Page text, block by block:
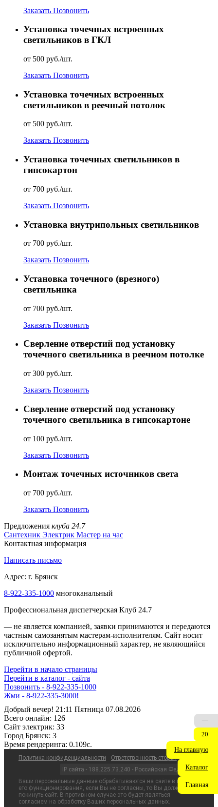
Заказать Позвонить
Установка точечных встроенных
светильников в ГКЛ
от 500 руб./шт.
Заказать Позвонить
Установка точечных встроенных
светильников в реечный потолок
от 500 руб./шт.
Заказать Позвонить
Установка точечных светильников в
гипсокартон
от 700 руб./шт.
Заказать Позвонить
Установка внутрипольных светильников
от 700 руб./шт.
Заказать Позвонить
Установка точечного (врезного)
светильника
от 700 руб./шт.
Заказать Позвонить
Сверление отверстий под установку
точечного светильника в реечном потолке
от 300 руб./шт.
Заказать Позвонить
Сверление отверстий под установку
точечного светильника в гипсокартоне
от 100 руб./шт.
Заказать Позвонить
Монтаж точечных источников света
от 700 руб./шт.
Заказать Позвонить
Предложения клуба 24.7
Сантехник Электрик Мастер на час
Контактная информация
Написать письмо
Адрес: г. Брянск
8-922-335-1000 многоканальный
Профессиональная диспетчерская Клуб 24.7
— не является компанией, заявки принимаются и передаются
частным самозанятым мастерам‑исполнителям. Сайт носит
исключительно информационный характер, не являющийся
публичной офертой.
Перейти в начало страницы
Перейти в каталог - сайта
Позвонить - 8-922-335-1000
Жми - 8-922-335-3000!
Добрый вечер! 21:11 Пятница 07.08.2026
Всего онлайн: 126
Сайт электрик: 33
Город Брянск: 3
Время рендеринга: 0.109c.
Политика конфиденциальности
Ответственность сторон
IP сайта - 188.225.73.240 - Российская Федерация
Ваши персональные данные обрабатываются на сайте в целях
его функционирования, если Вы не согласны, то Вы должны
покинуть сайт. В противном случае это будет являться
согласием на обработку Ваших персональных данных.
—
20
На главную
Каталог
Главная